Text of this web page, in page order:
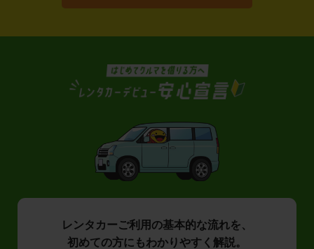
レンタカーご利用の基本的な流れを、
初めての方にもわかりやすく解説。